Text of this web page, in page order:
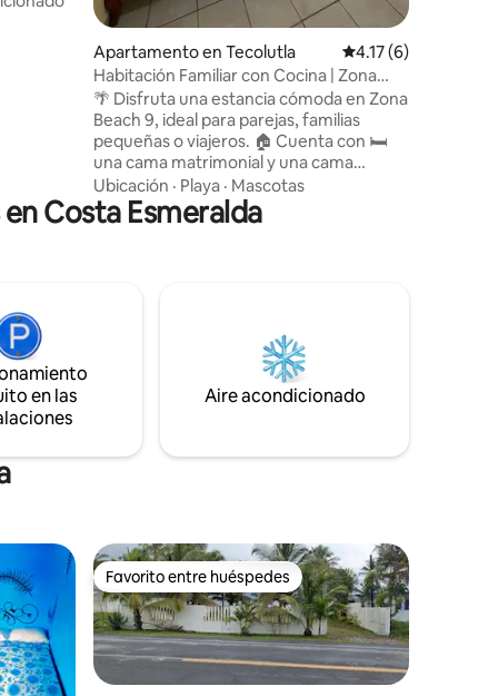
Apartamento en Tecolutla Calificación
4.17 (6)
Habitación Familiar con Cocina | Zona
Beach 9
🌴 Disfruta una estancia cómoda en Zona
Beach 9, ideal para parejas, familias
pequeñas o viajeros. 🏠 Cuenta con 🛏️
una cama matrimonial y una cama
individual, 🍳 cocina equipada con estufa,
🧊 refrigerador, 📶 WiFi, 📺 Netflix y 🚿
agua caliente. Además, tu reservación
Ubicación · Playa · Mascotas
Costa Esmeralda
en las
Aire acondicionado
Favorito entre huéspedes
Favorito entre huéspedes